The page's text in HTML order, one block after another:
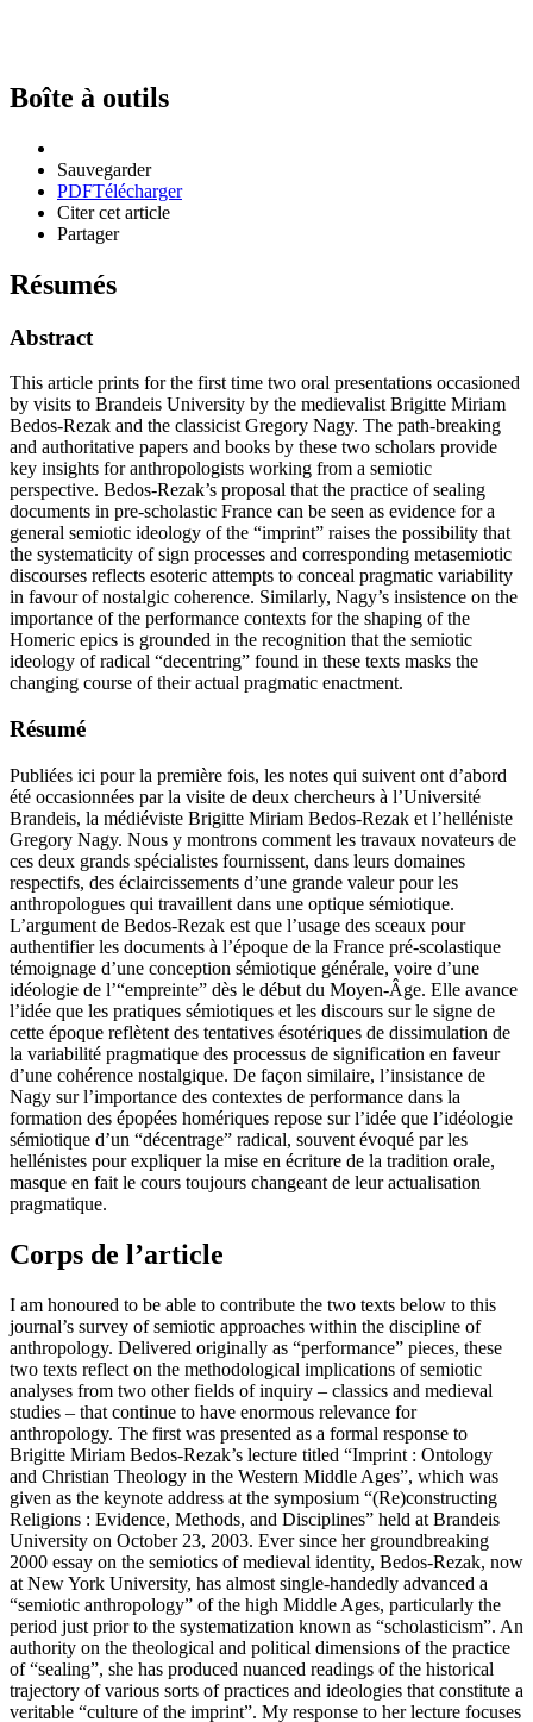
Boîte à outils
Sauvegarder
PDFTélécharger
Citer cet article
Partager
Résumés
Abstract
This article prints for the first time two oral presentations occasioned
by visits to Brandeis University by the medievalist Brigitte Miriam
Bedos-Rezak and the classicist Gregory Nagy. The path-breaking
and authoritative papers and books by these two scholars provide
key insights for anthropologists working from a semiotic
perspective. Bedos-Rezak’s proposal that the practice of sealing
documents in pre-scholastic France can be seen as evidence for a
general semiotic ideology of the “imprint” raises the possibility that
the systematicity of sign processes and corresponding metasemiotic
discourses reflects esoteric attempts to conceal pragmatic variability
in favour of nostalgic coherence. Similarly, Nagy’s insistence on the
importance of the performance contexts for the shaping of the
Homeric epics is grounded in the recognition that the semiotic
ideology of radical “decentring” found in these texts masks the
changing course of their actual pragmatic enactment.
Résumé
Publiées ici pour la première fois, les notes qui suivent ont d’abord
été occasionnées par la visite de deux chercheurs à l’Université
Brandeis, la médiéviste Brigitte Miriam Bedos-Rezak et l’helléniste
Gregory Nagy. Nous y montrons comment les travaux novateurs de
ces deux grands spécialistes fournissent, dans leurs domaines
respectifs, des éclaircissements d’une grande valeur pour les
anthropologues qui travaillent dans une optique sémiotique.
L’argument de Bedos-Rezak est que l’usage des sceaux pour
authentifier les documents à l’époque de la France pré-scolastique
témoignage d’une conception sémiotique générale, voire d’une
idéologie de l’“empreinte” dès le début du Moyen-Âge. Elle avance
l’idée que les pratiques sémiotiques et les discours sur le signe de
cette époque reflètent des tentatives ésotériques de dissimulation de
la variabilité pragmatique des processus de signification en faveur
d’une cohérence nostalgique. De façon similaire, l’insistance de
Nagy sur l’importance des contextes de performance dans la
formation des épopées homériques repose sur l’idée que l’idéologie
sémiotique d’un “décentrage” radical, souvent évoqué par les
hellénistes pour expliquer la mise en écriture de la tradition orale,
masque en fait le cours toujours changeant de leur actualisation
pragmatique.
Corps de l’article
I am honoured to be able to contribute the two texts below to this
journal’s survey of semiotic approaches within the discipline of
anthropology. Delivered originally as “performance” pieces, these
two texts reflect on the methodological implications of semiotic
analyses from two other fields of inquiry – classics and medieval
studies – that continue to have enormous relevance for
anthropology. The first was presented as a formal response to
Brigitte Miriam Bedos-Rezak’s lecture titled “Imprint : Ontology
and Christian Theology in the Western Middle Ages”, which was
given as the keynote address at the symposium “(Re)constructing
Religions : Evidence, Methods, and Disciplines” held at Brandeis
University on October 23, 2003. Ever since her groundbreaking
2000 essay on the semiotics of medieval identity, Bedos-Rezak, now
at New York University, has almost single-handedly advanced a
“semiotic anthropology” of the high Middle Ages, particularly the
period just prior to the systematization known as “scholasticism”. An
authority on the theological and political dimensions of the practice
of “sealing”, she has produced nuanced readings of the historical
trajectory of various sorts of practices and ideologies that constitute a
veritable “culture of the imprint”. My response to her lecture focuses